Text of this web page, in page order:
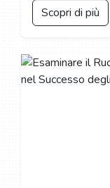
Scopri di più